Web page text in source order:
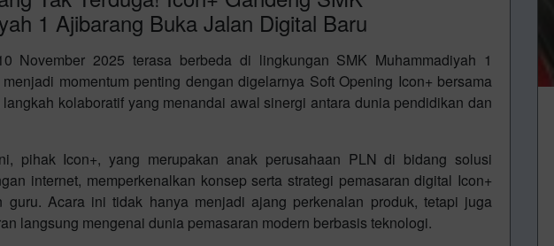
1 Ajibarang Buka Jalan Digital Baru
November 2025 terasa berbeda di lingkungan SMK Muhammadiyah 1
momentum penting dengan digelarnya Soft Opening Icon+ bersama
kolaboratif yang menandai awal sinergi antara dunia pendidikan dan
pihak Icon+, yang merupakan anak perusahaan PLN di bidang solusi
internet, memperkenalkan konsep serta strategi pemasaran digital Icon+
guru. Acara ini tidak hanya menjadi ajang perkenalan produk, tetapi juga
langsung mengenai dunia pemasaran modern berbasis teknologi.